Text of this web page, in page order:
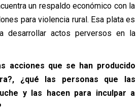
un respaldo económico con la
para violencia rural. Esa plata es
desarrollar actos perversos en la
acciones que se han producido
¿qué las personas que las
y las hacen para inculpar a